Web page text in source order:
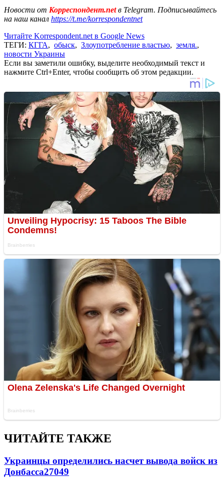
Новости от Корреспондент.netв Telegram. Подписывайтесь
на наш канал https://t.me/korrespondentnet
Читайте Korrespondent.net в Google News
ТЕГИ: КГГА, обыск, Злоупотребление властью, земля.,
новости Украины
Если вы заметили ошибку, выделите необходимый текст и
нажмите Ctrl+Enter, чтобы сообщить об этом редакции.
ЧИТАЙТЕ ТАКЖЕ
Украинцы определились насчет вывода войск из
Донбасса27049